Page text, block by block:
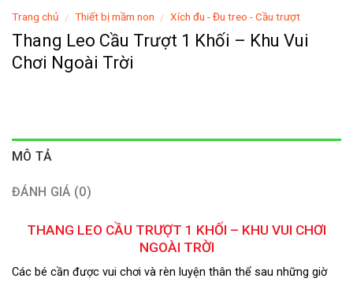
Trang chủ / Thiết bị mầm non / Xích đu - Đu treo - Cầu trượt
Thang Leo Cầu Trượt 1 Khối – Khu Vui
Chơi Ngoài Trời
MÔ TẢ
ĐÁNH GIÁ (0)
THANG LEO CẦU TRƯỢT 1 KHỐI – KHU VUI CHƠI
NGOÀI TRỜI
Các bé cần được vui chơi và rèn luyện thân thể sau những giờ